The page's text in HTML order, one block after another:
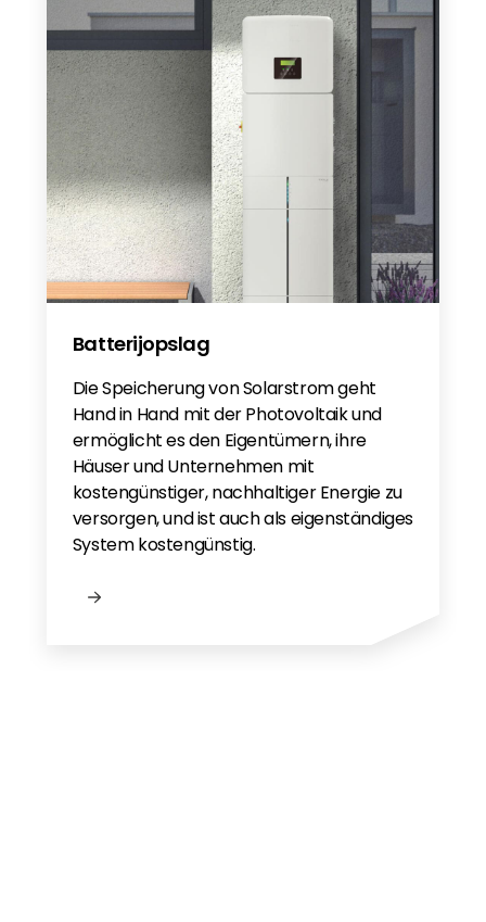
Bifacial modules mogen niet vlak op een
pannendak van een woongebouw worden
gemonteerd. In dat geval zijn de dakpannen
meestal donker en reflecteren ze heel weinig
licht. Als de modules vlak met de dakpannen
worden gemonteerd, wordt het licht
geblokkeerd door de cellen zelf. Het beste
scenario is een plat dak met lichtgekleurde
dakbedekking, waarop de modules onder een
hoek en op een bepaalde afstand boven het
Batterijopslag
Die Speicherung von Solarstrom geht
Hand in Hand mit der Photovoltaik und
ermöglicht es den Eigentümern, ihre
Häuser und Unternehmen mit
kostengünstiger, nachhaltiger Energie zu
versorgen, und ist auch als eigenständiges
System kostengünstig.